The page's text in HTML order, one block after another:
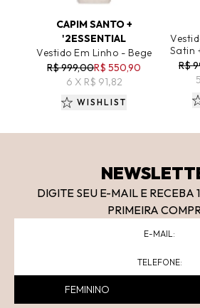
ADICIONAR AO CARRINHO
CAPIM SANTO +
'2ESSENTIAL
Vestido Em Linho - Bege
R$ 999,00R$ 550,90
6 X R$ 91,82
WISHLIST
Satin
R$
DIGITE SEU E-MAIL E RECEBA
PRIMEIRA
FEMININO